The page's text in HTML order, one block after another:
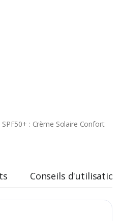
: Crème Solaire Confort
Conseils d'utilisation